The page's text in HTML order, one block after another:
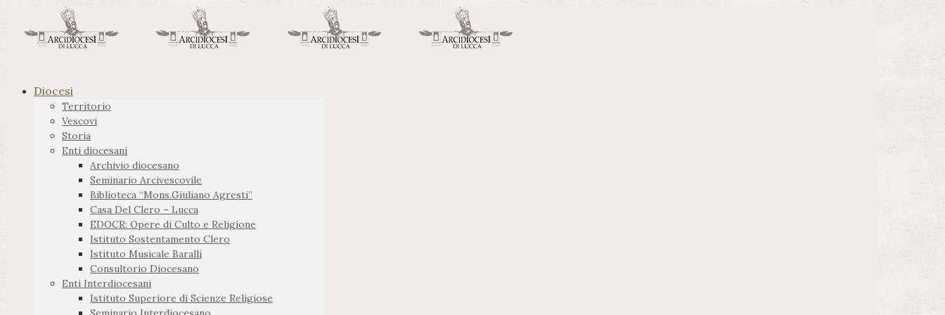
Diocesi
Territorio
Vescovi
Storia
Enti diocesani
Archivio diocesano
Seminario Arcivescovile
Biblioteca “Mons.Giuliano Agresti”
Casa Del Clero – Lucca
EDOCR: Opere di Culto e Religione
Istituto Sostentamento Clero
Istituto Musicale Baralli
Consultorio Diocesano
Enti Interdiocesani
Istituto Superiore di Scienze Religiose